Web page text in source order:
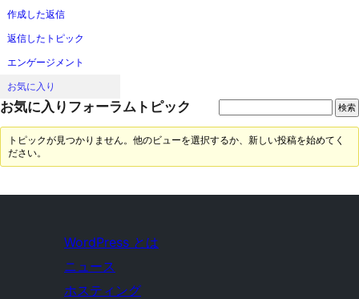
作成した返信
返信したトピック
エンゲージメント
お気に入り
お気に入りフォーラムトピック
トピックが見つかりません。他のビューを選択するか、新しい投稿を始めてく
ださい。
WordPress とは
ニュース
ホスティング